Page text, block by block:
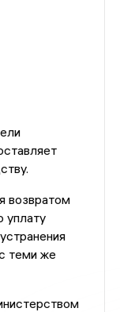
возвратом
уплату
теми же